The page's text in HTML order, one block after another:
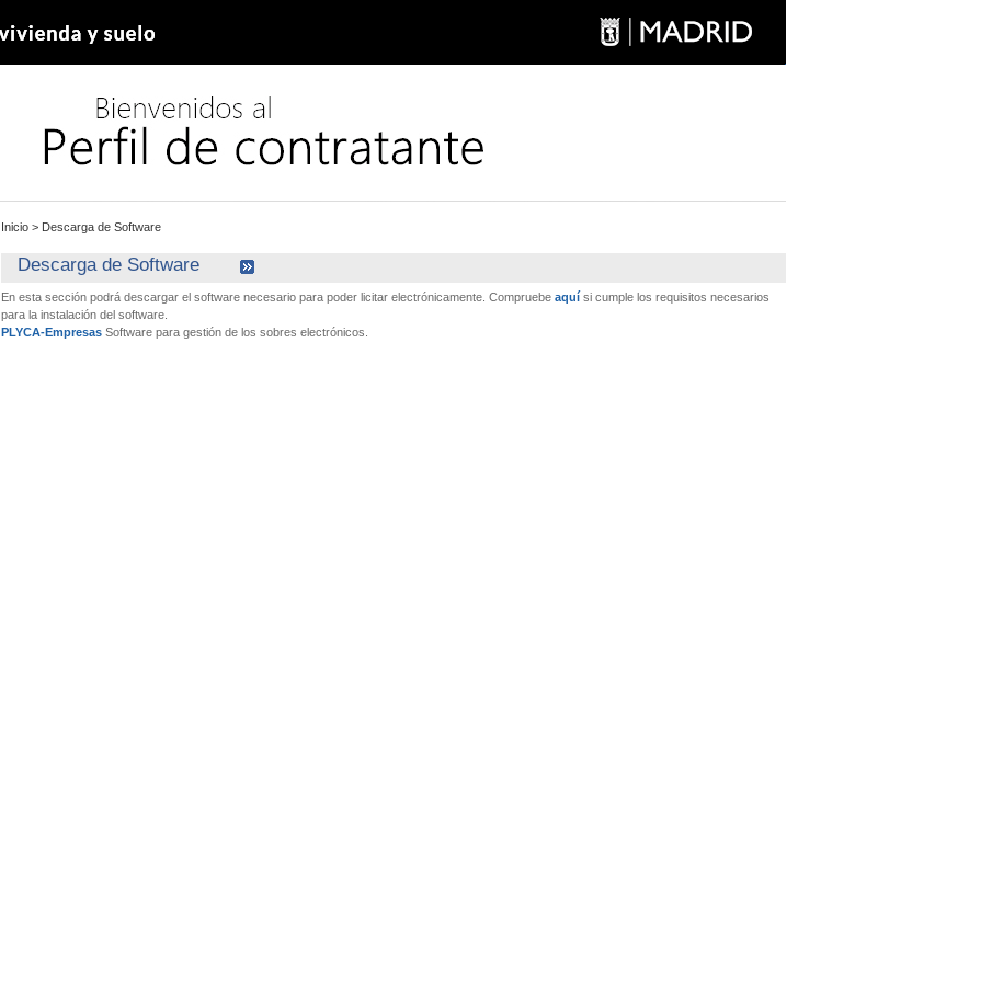
Inicio > Descarga de Software
Descarga de Software
En esta sección podrá descargar el software necesario para poder licitar electrónicamente. Compruebe aquí si cumple los requisitos necesarios
para la instalación del software.
PLYCA-Empresas Software para gestión de los sobres electrónicos.